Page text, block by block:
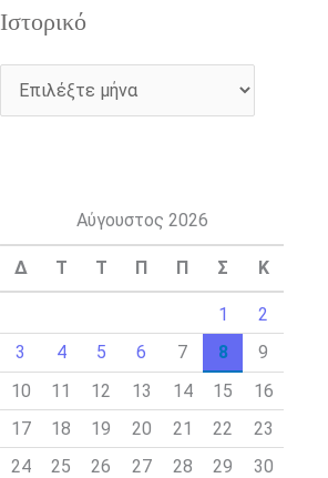
Ιστορικό
Αύγουστος 2026
Δ Τ Τ Π Π Σ Κ
1
2
3
4 5 6 7 8
9
10
11 12 13 14 15
16
17
18 19 20 21 22
23
24
25 26 27 28 29
30